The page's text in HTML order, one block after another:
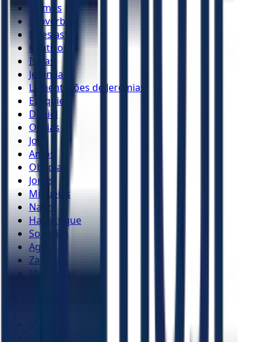
Salmos
Provérbios
Eclesiastes
Cânticos
Isaías
Jeremias
Lamentações de Jeremias
Ezequiel
Daniel
Oséias
Joel
Amós
Obadias
Jonas
Miquéias
Naum
Habacuque
Sofonias
Ageu
Zacarias
Malaquias